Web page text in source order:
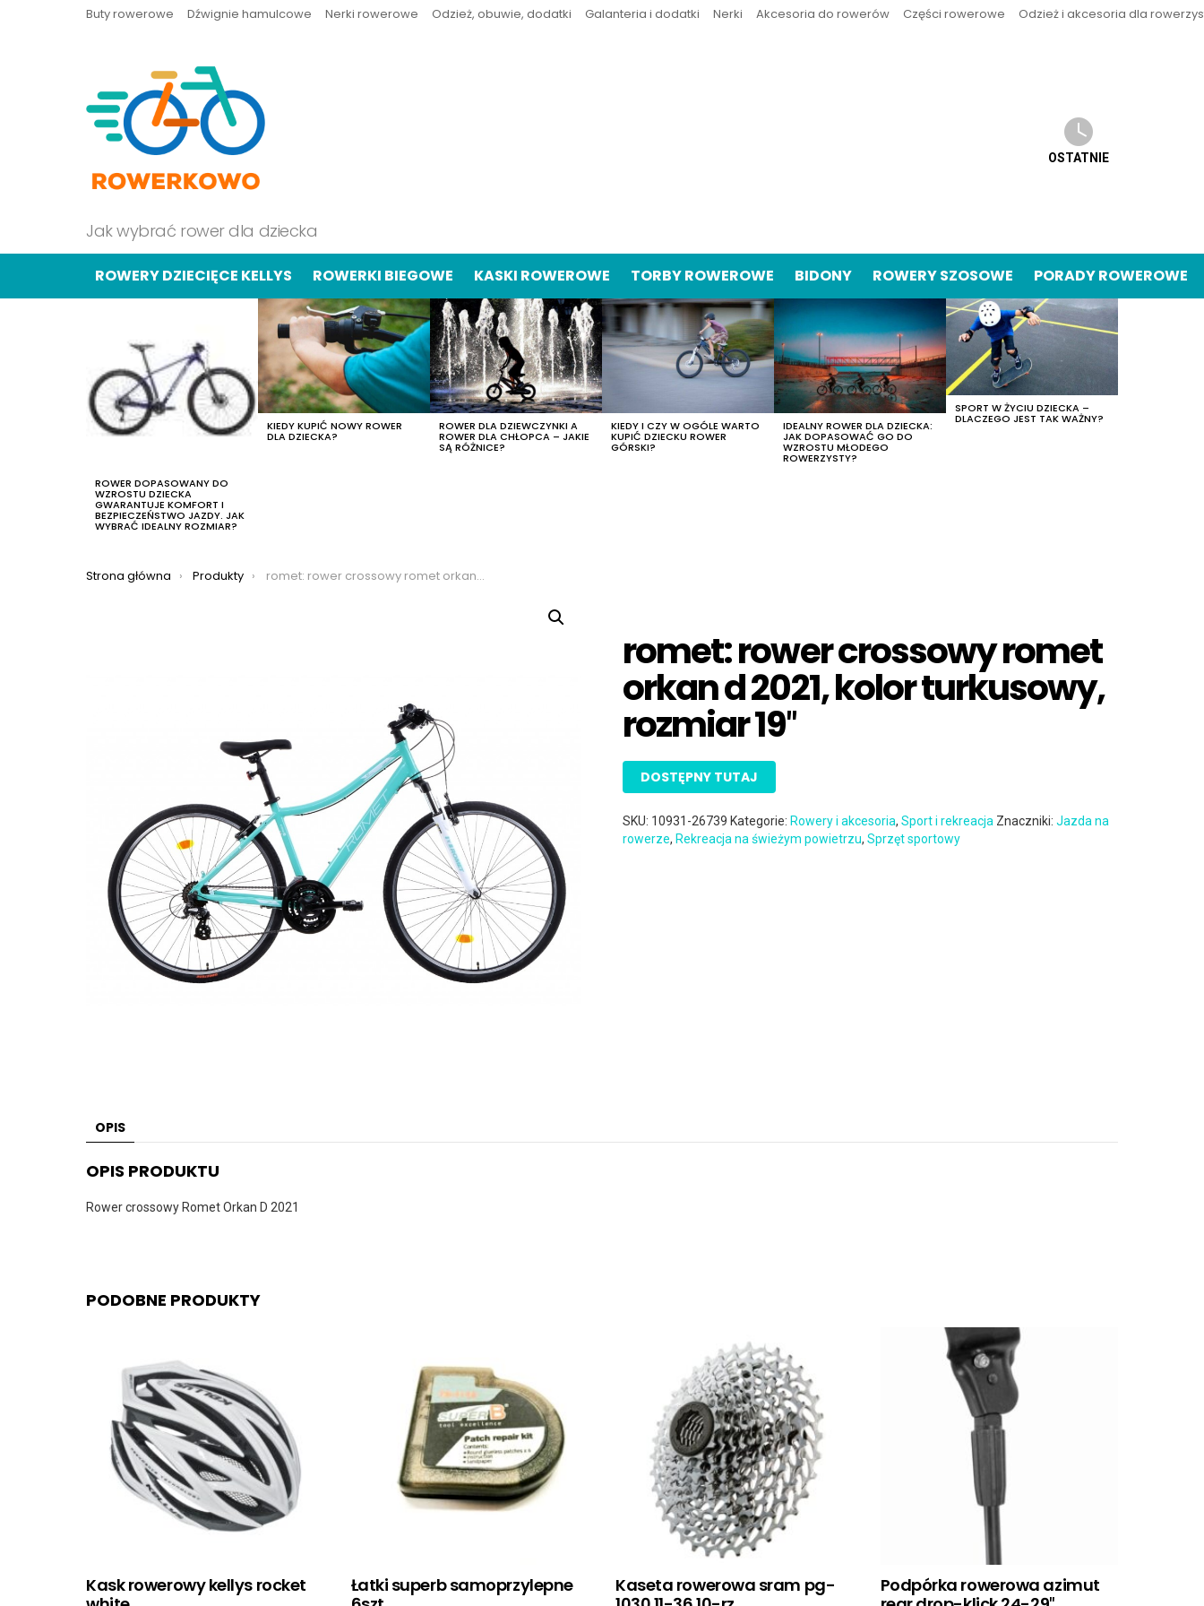
Buty rowerowe Dźwignie hamulcowe Nerki rowerowe Odzież, obuwie, dodatki Galanteria i dodatki Nerki Akcesoria do rowerów Części rowerowe Odzież i akcesoria dla
Jak wybrać rower dla dziecka
OSTATNIE
ROWERY DZIECIĘCE KELLYS ROWERKI BIEGOWE KASKI ROWEROWE TORBY ROWEROWE BIDONY ROWERY SZOSOWE PORADY ROWEROWE
ROWER DOPASOWANY DO
WZROSTU DZIECKA
GWARANTUJE KOMFORT I
BEZPIECZEŃSTWO JAZDY. JAK
WYBRAĆ IDEALNY ROZMIAR?
KIEDY KUPIĆ NOWY ROWER
DLA DZIECKA?
ROWER DLA DZIEWCZYNKI A
ROWER DLA CHŁOPCA – JAKIE
SĄ RÓŻNICE?
KIEDY I CZY W OGÓLE WARTO
KUPIĆ DZIECKU ROWER
GÓRSKI?
IDEALNY ROWER DLA DZIECKA:
JAK DOPASOWAĆ GO DO
WZROSTU MŁODEGO
ROWERZYSTY?
SPORT W ŻYCIU DZIECKA –
DLACZEGO JEST TAK WAŻNY?
Jesteś tutaj:
Strona główna Produkty romet: rower crossowy romet orkan d 2021, kolor turkusowy, rozmiar 19″
romet: rower crossowy romet
orkan d 2021, kolor turkusowy,
rozmiar 19″
DOSTĘPNY TUTAJ
SKU: 10931-26739 Kategorie: Rowery i akcesoria,Sport i rekreacja Znaczniki:Jazda na
rowerze, Rekreacja na świeżym powietrzu,Sprzęt sportowy
OPIS
OPIS PRODUKTU
Rower crossowy Romet Orkan D 2021
PODOBNE PRODUKTY
Kask rowerowy kellys rocket
Łatki superb samoprzylepne
Kaseta rowerowa sram pg-
Podpórka rowerowa azimut